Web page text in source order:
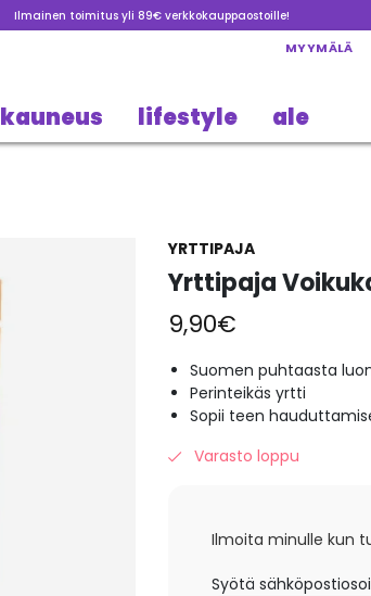
Ilmainen toimitus yli 89€ verkkokauppaostoille!
MYYMÄLÄ
kauneus lifestyle ale
YRTTIPAJA
Yrttipaja
9,90€
Suomen puhtaasta
Perinteikäs yrtti
Sopii teen
Varasto loppu
Ilmoita minulle kun
Syötä